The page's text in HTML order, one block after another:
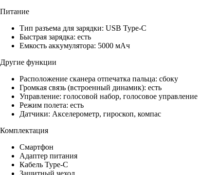
Питание
Тип разъема для зарядки: USB Type-C
Быстрая зарядка: есть
Емкость аккумулятора: 5000 мАч
Другие функции
Расположение сканера отпечатка пальца: сбоку
Громкая связь (встроенный динамик): есть
Управление: голосовой набор, голосовое управление
Режим полета: есть
Датчики: Акселерометр, гироскоп, компас
Комплектация
Смартфон
Адаптер питания
Кабель Type-C
Защитный чехол